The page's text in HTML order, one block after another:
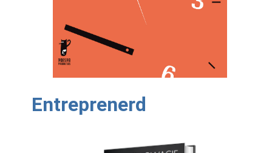
Entreprenerd